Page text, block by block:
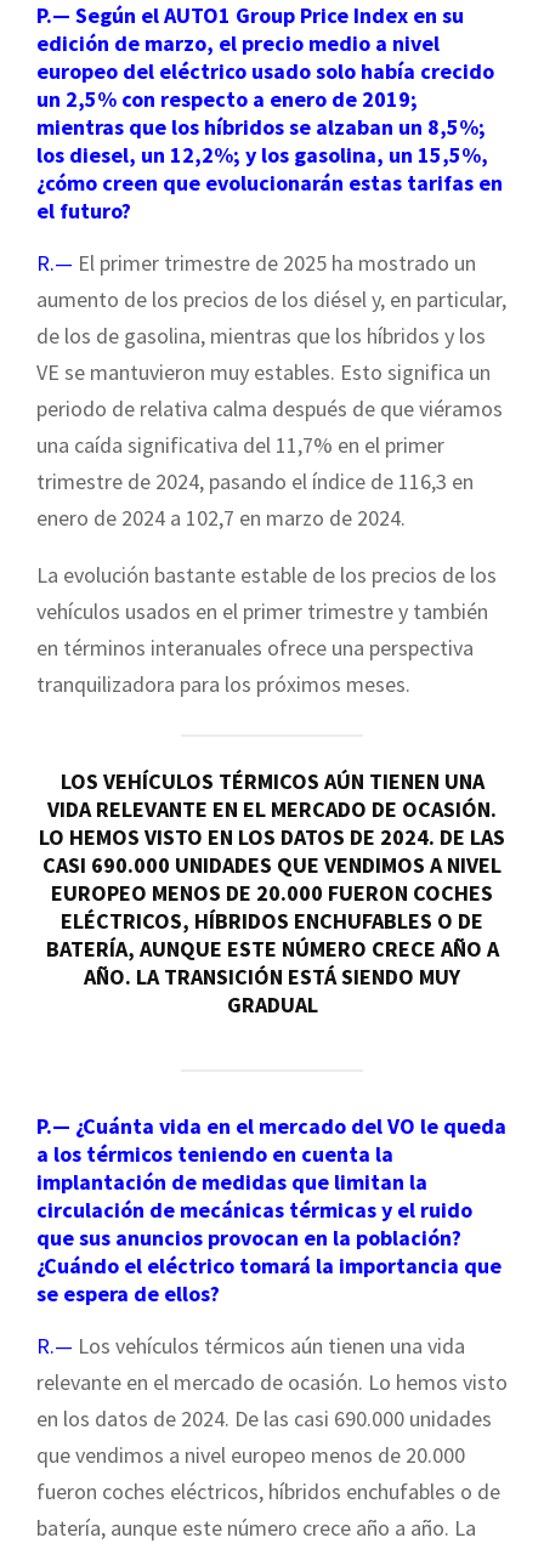
P.— Según el AUTO1 Group Price Index en su
edición de marzo, el precio medio a nivel
europeo del eléctrico usado solo había crecido
un 2,5% con respecto a enero de 2019;
mientras que los híbridos se alzaban un 8,5%;
los diesel, un 12,2%; y los gasolina, un 15,5%,
¿cómo creen que evolucionarán estas tarifas en
el futuro?
R.— El primer trimestre de 2025 ha mostrado un
aumento de los precios de los diésel y, en particular,
de los de gasolina, mientras que los híbridos y los
VE se mantuvieron muy estables. Esto significa un
periodo de relativa calma después de que viéramos
una caída significativa del 11,7% en el primer
trimestre de 2024, pasando el índice de 116,3 en
enero de 2024 a 102,7 en marzo de 2024.
La evolución bastante estable de los precios de los
vehículos usados en el primer trimestre y también
en términos interanuales ofrece una perspectiva
tranquilizadora para los próximos meses.
LOS VEHÍCULOS TÉRMICOS AÚN TIENEN UNA
VIDA RELEVANTE EN EL MERCADO DE OCASIÓN.
LO HEMOS VISTO EN LOS DATOS DE 2024. DE LAS
CASI 690.000 UNIDADES QUE VENDIMOS A NIVEL
EUROPEO MENOS DE 20.000 FUERON COCHES
ELÉCTRICOS, HÍBRIDOS ENCHUFABLES O DE
BATERÍA, AUNQUE ESTE NÚMERO CRECE AÑO A
AÑO. LA TRANSICIÓN ESTÁ SIENDO MUY
GRADUAL
P.— ¿Cuánta vida en el mercado del VO le queda
a los térmicos teniendo en cuenta la
implantación de medidas que limitan la
circulación de mecánicas térmicas y el ruido
que sus anuncios provocan en la población?
¿Cuándo el eléctrico tomará la importancia que
se espera de ellos?
R.— Los vehículos térmicos aún tienen una vida
relevante en el mercado de ocasión. Lo hemos visto
en los datos de 2024. De las casi 690.000 unidades
que vendimos a nivel europeo menos de 20.000
fueron coches eléctricos, híbridos enchufables o de
batería, aunque este número crece año a año. La